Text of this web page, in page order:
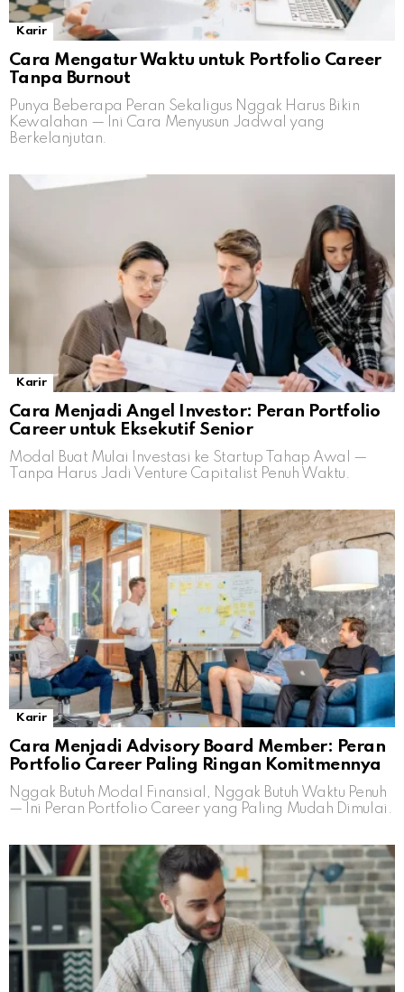
Karir
Cara Mengatur Waktu untuk Portfolio Career
Tanpa Burnout
Punya Beberapa Peran Sekaligus Nggak Harus Bikin
Kewalahan — Ini Cara Menyusun Jadwal yang
Berkelanjutan.
Karir
Cara Menjadi Angel Investor: Peran Portfolio
Career untuk Eksekutif Senior
Modal Buat Mulai Investasi ke Startup Tahap Awal —
Tanpa Harus Jadi Venture Capitalist Penuh Waktu.
Karir
Cara Menjadi Advisory Board Member: Peran
Portfolio Career Paling Ringan Komitmennya
Nggak Butuh Modal Finansial, Nggak Butuh Waktu Penuh
— Ini Peran Portfolio Career yang Paling Mudah Dimulai.